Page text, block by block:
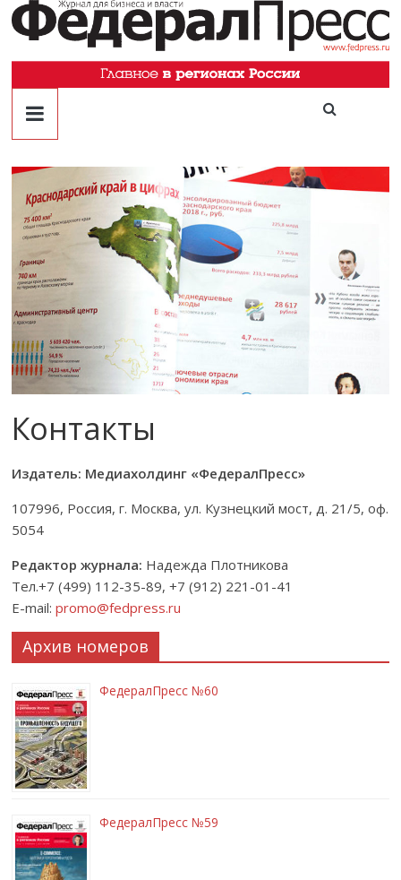
Контакты
Издатель: Медиахолдинг «ФедералПресс»
107996, Россия, г. Москва, ул. Кузнецкий мост, д. 21/5, оф.
5054
Редактор журнала: Надежда Плотникова
Тел.+7 (499) 112-35-89, +7 (912) 221-01-41
E-mail:promo@fedpress.ru
Архив номеров
ФедералПресс №60
ФедералПресс №59